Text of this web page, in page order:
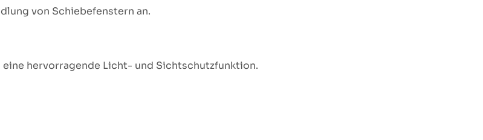
von Schiebefenstern an.
hervorragende Licht- und Sichtschutzfunktion.